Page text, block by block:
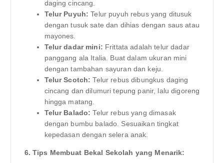
daging cincang.
Telur Puyuh: Telur puyuh rebus yang ditusuk
dengan tusuk sate dan dihias dengan saus atau
mayones.
Telur dadar mini: Frittata adalah telur dadar
panggang ala Italia. Buat dalam ukuran mini
dengan tambahan sayuran dan keju.
Telur Scotch: Telur rebus dibungkus daging
cincang dan dilumuri tepung panir, lalu digoreng
hingga matang.
Telur Balado: Telur rebus yang dimasak
dengan bumbu balado. Sesuaikan tingkat
kepedasan dengan selera anak.
6. Tips Membuat Bekal Sekolah yang Menarik: